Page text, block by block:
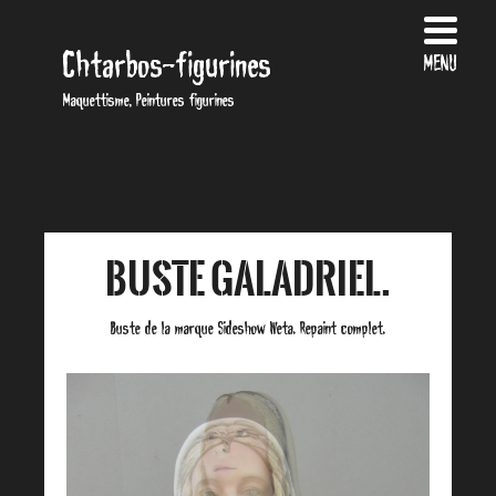
Chtarbos-figurines
Maquettisme, Peintures figurines
Buste Galadriel.
Buste de la marque Sideshow Weta. Repaint complet.
MENU